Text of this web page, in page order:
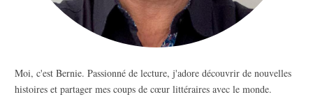
Moi, c'est Bernie. Passionné de lecture, j'adore découvrir de nouvelles
histoires et partager mes coups de cœur littéraires avec le monde.